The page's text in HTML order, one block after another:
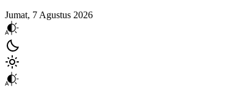
Jumat, 7 Agustus 2026